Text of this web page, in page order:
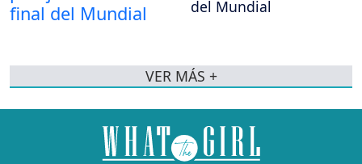
del Mundial
VER MÁS +